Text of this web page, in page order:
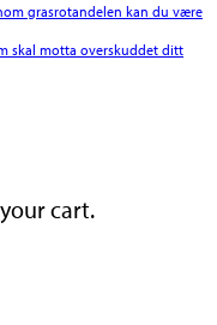
grasrotandelen kan du være
skal motta overskuddet ditt
cart.